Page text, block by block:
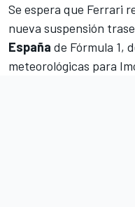
Se espera que Ferrari
nueva suspensión
España de Fórmula 1,
meteorológicas para